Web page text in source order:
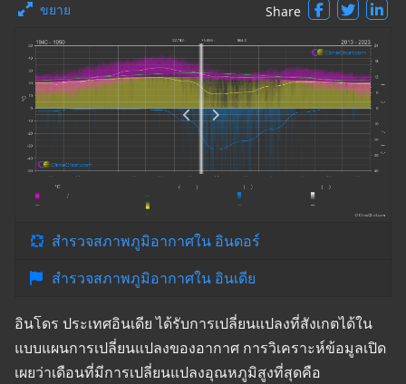
ขยาย Share
สำรวจสภาพภูมิอากาศใน อินดอร์
สำรวจสภาพภูมิอากาศใน อินเดีย
อินโดร ประเทศอินเดีย ได้รับการเปลี่ยนแปลงที่สังเกตได้ใน
แบบแผนการเปลี่ยนแปลงของอากาศ การวิเคราะห์ข้อมูลเปิด
เผยว่าเดือนที่มีการเปลี่ยนแปลงอุณหภูมิสูงที่สุดคือ